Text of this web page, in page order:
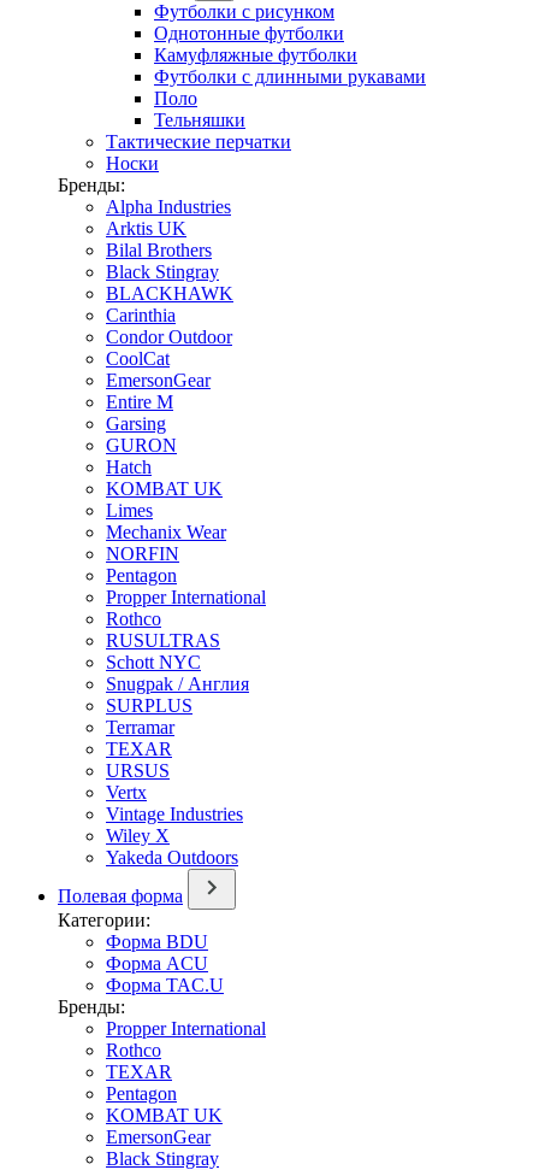
Футболки с рисунком
Однотонные футболки
Камуфляжные футболки
Футболки с длинными рукавами
Поло
Тельняшки
Тактические перчатки
Носки
Бренды:
Alpha Industries
Arktis UK
Bilal Brothers
Black Stingray
BLACKHAWK
Carinthia
Condor Outdoor
CoolCat
EmersonGear
Entire M
Garsing
GURON
Hatch
KOMBAT UK
Limes
Mechanix Wear
NORFIN
Pentagon
Propper International
Rothco
RUSULTRAS
Schott NYC
Snugpak / Англия
SURPLUS
Terramar
TEXAR
URSUS
Vertx
Vintage Industries
Wiley X
Yakeda Outdoors
Полевая форма
Категории:
Форма BDU
Форма ACU
Форма TAC.U
Бренды:
Propper International
Rothco
TEXAR
Pentagon
KOMBAT UK
EmersonGear
Black Stingray